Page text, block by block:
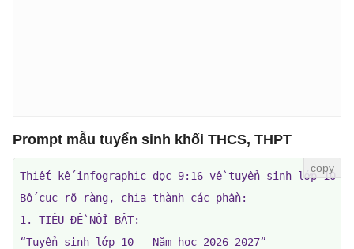
Prompt mẫu tuyển sinh khối THCS, THPT
Thiết kế infographic dọc 9:16 về tuyển sinh lớp 10
Bố cục rõ ràng, chia thành các phần:
1. TIÊU ĐỀ NỔI BẬT:
“Tuyển sinh lớp 10 – Năm học 2026–2027”